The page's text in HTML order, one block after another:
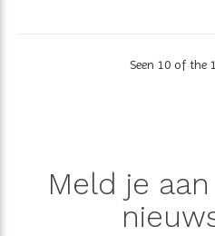
Seen 10 of the
Meld je